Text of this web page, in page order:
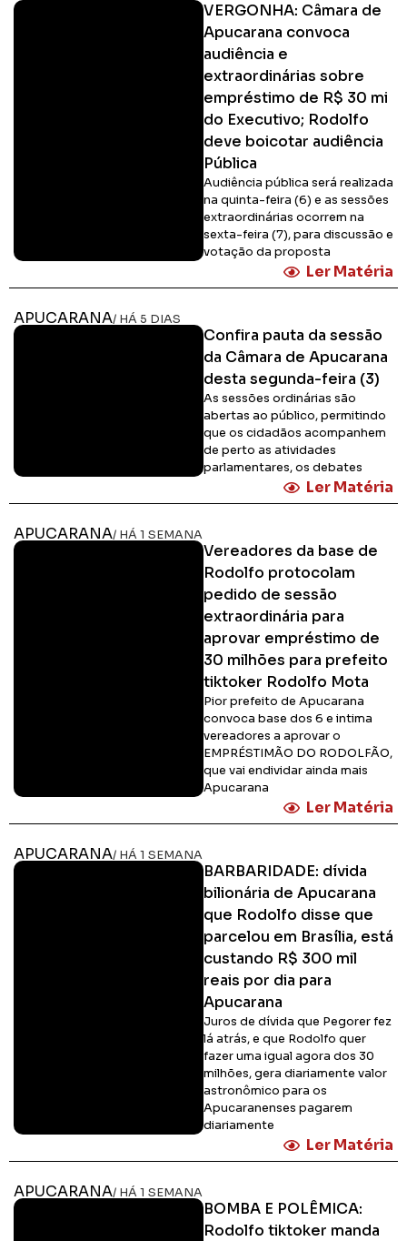
VERGONHA: Câmara de
Apucarana convoca
audiência e
extraordinárias sobre
empréstimo de R$ 30 mi
do Executivo; Rodolfo
deve boicotar audiência
Pública
Audiência pública será realizada
na quinta-feira (6) e as sessões
extraordinárias ocorrem na
sexta-feira (7), para discussão e
votação da proposta
Ler Matéria
APUCARANA/ HÁ 5 DIAS
Confira pauta da sessão
da Câmara de Apucarana
desta segunda-feira (3)
As sessões ordinárias são
abertas ao público, permitindo
que os cidadãos acompanhem
de perto as atividades
parlamentares, os debates
Ler Matéria
APUCARANA/ HÁ 1 SEMANA
Vereadores da base de
Rodolfo protocolam
pedido de sessão
extraordinária para
aprovar empréstimo de
30 milhões para prefeito
tiktoker Rodolfo Mota
Pior prefeito de Apucarana
convoca base dos 6 e intima
vereadores a aprovar o
EMPRÉSTIMÃO DO RODOLFÃO,
que vai endividar ainda mais
Apucarana
Ler Matéria
APUCARANA/ HÁ 1 SEMANA
BARBARIDADE: dívida
bilionária de Apucarana
que Rodolfo disse que
parcelou em Brasília, está
custando R$ 300 mil
reais por dia para
Apucarana
Juros de dívida que Pegorer fez
lá atrás, e que Rodolfo quer
fazer uma igual agora dos 30
milhões, gera diariamente valor
astronômico para os
Apucaranenses pagarem
diariamente
Ler Matéria
APUCARANA/ HÁ 1 SEMANA
BOMBA E POLÊMICA:
Rodolfo tiktoker manda